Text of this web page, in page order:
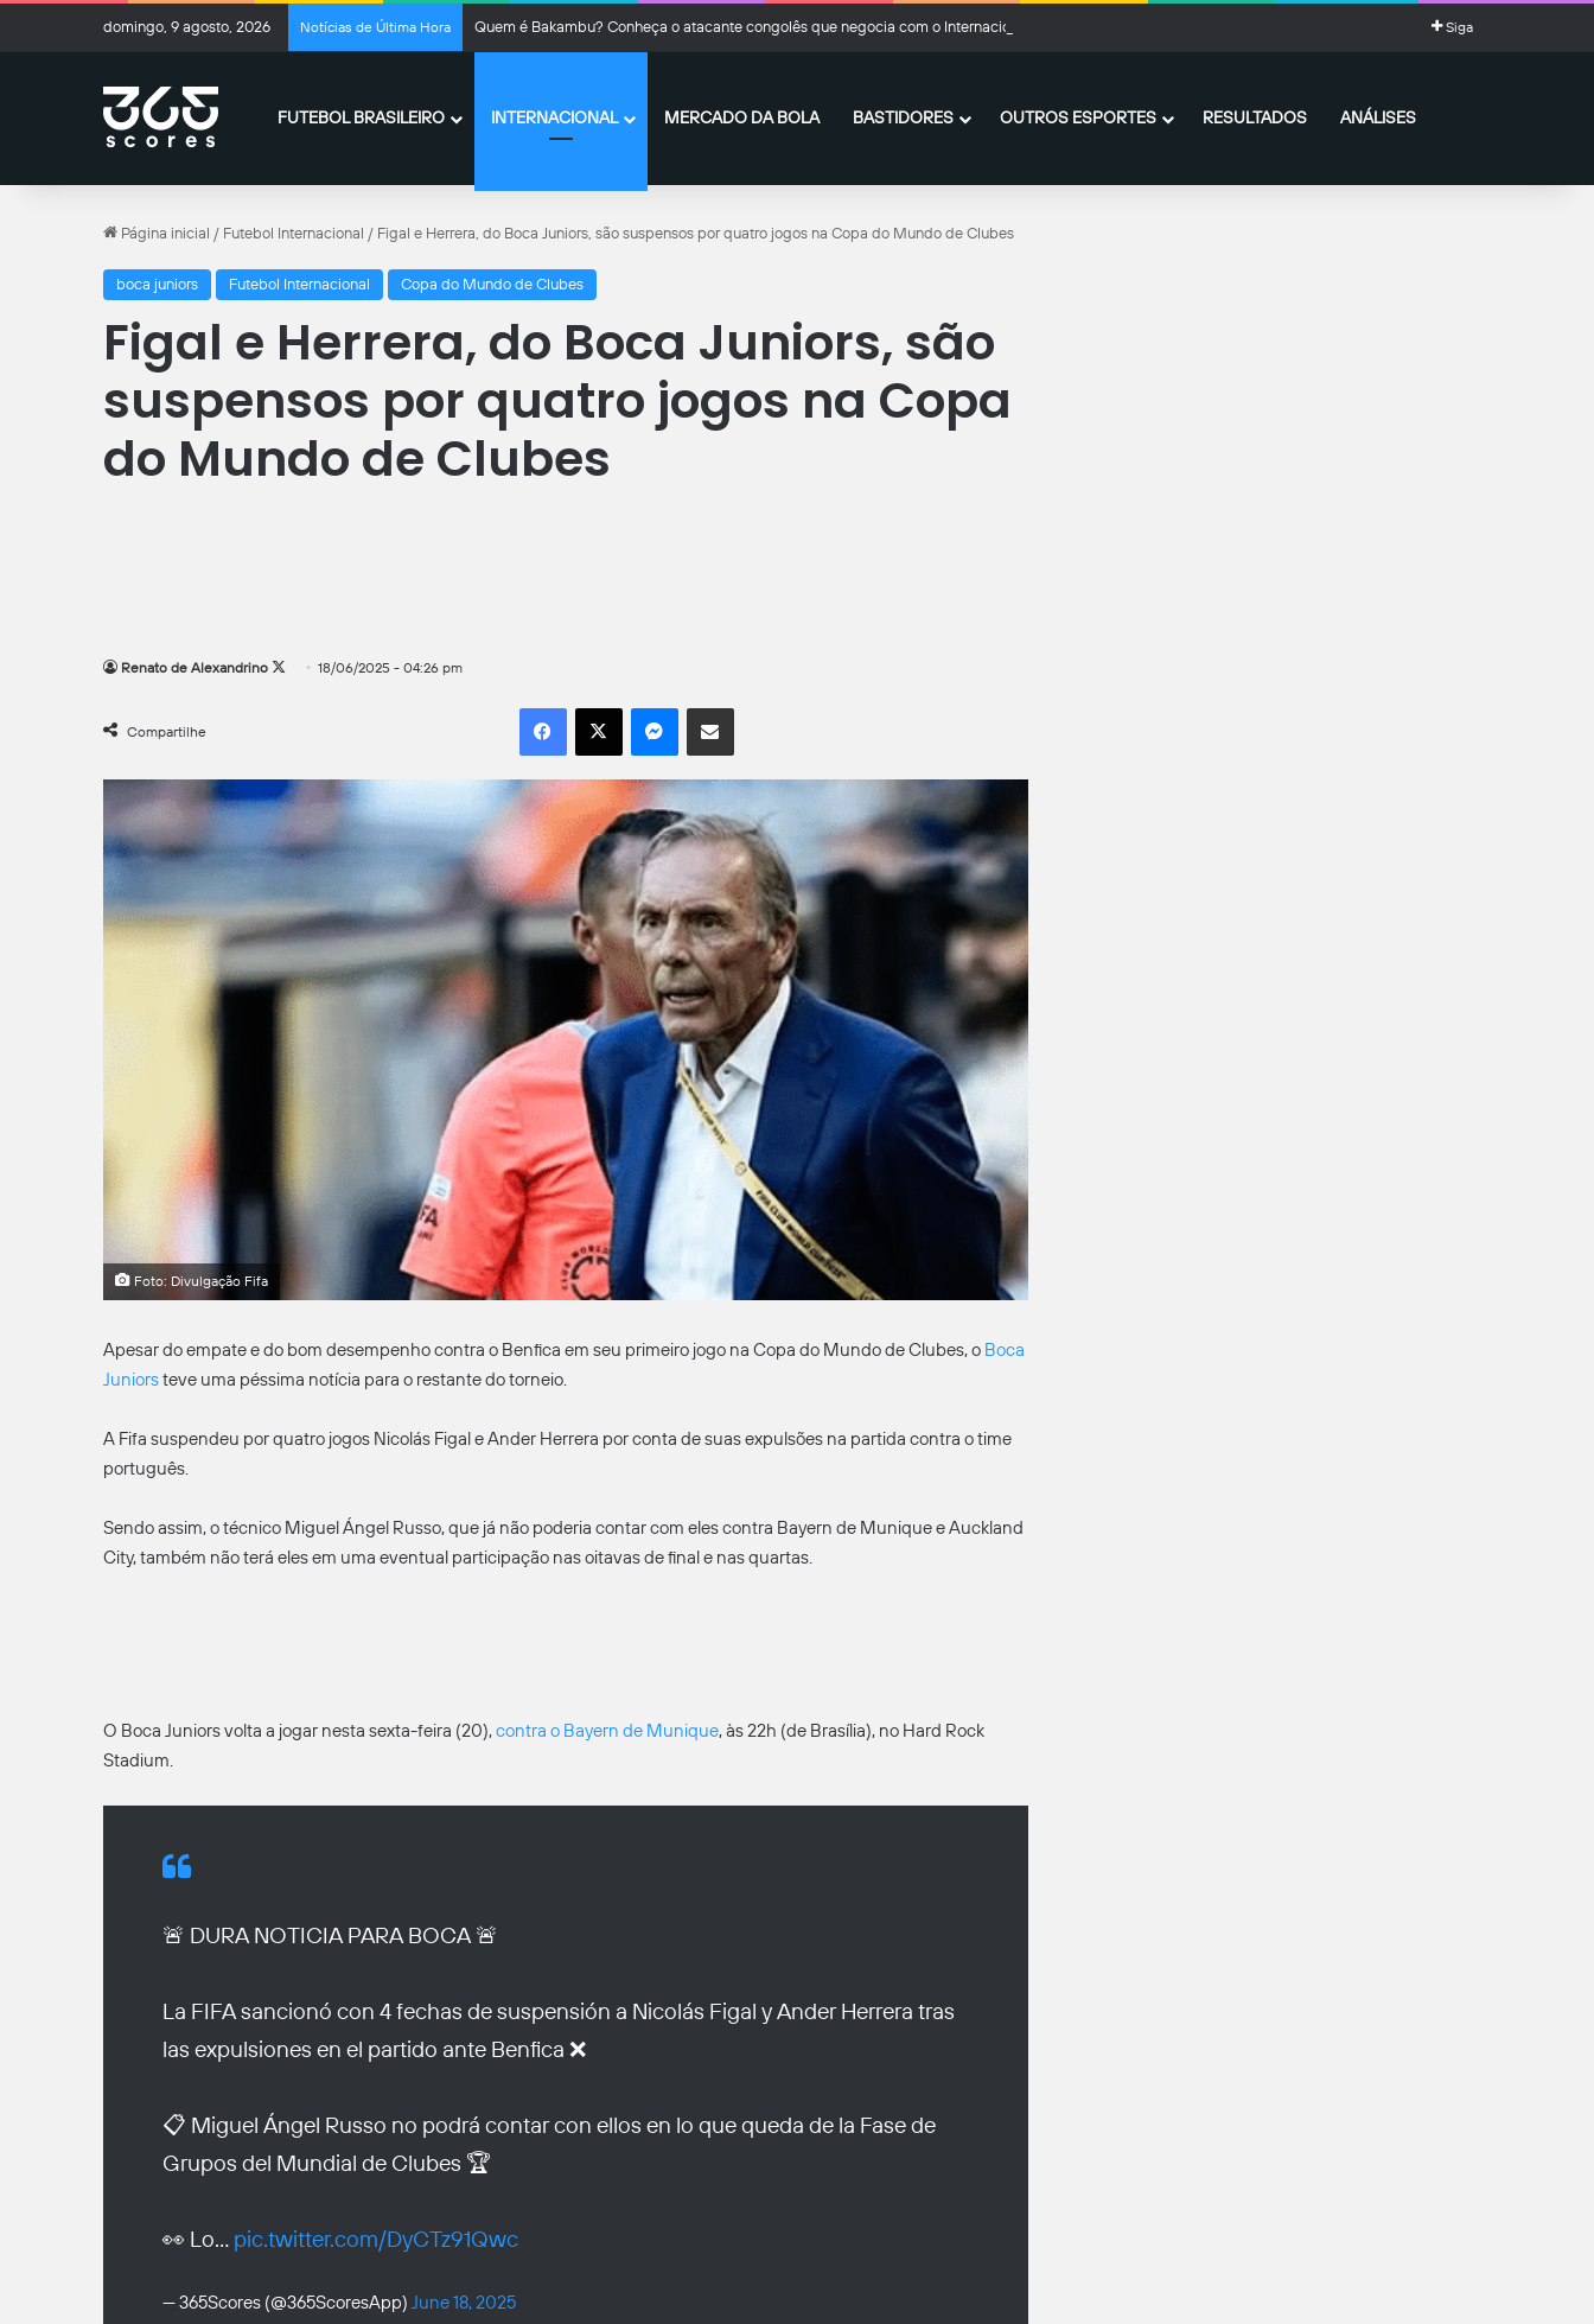
domingo, 9 agosto, 2026 Notícias de Última Hora Quem é Bakambu? Conheça o atacante congolês que negocia com o Internacional Siga
FUTEBOL BRASILEIRO INTERNACIONAL MERCADO DA BOLA BASTIDORES OUTROS ESPORTES RESULTADOS ANÁLISES
Página inicial / Futebol Internacional / Figal e Herrera, do Boca Juniors, são suspensos por quatro jogos na Copa do Mundo de Clubes
boca juniors Futebol Internacional Copa do Mundo de Clubes
Figal e Herrera, do Boca Juniors, são
suspensos por quatro jogos na Copa
do Mundo de Clubes
Renato de Alexandrino
Follow18/06/2025 - 04:26 pm
Compartilhe
Facebook
X MessengerCompartilhar por e-mail
Foto: Divulgação Fifa
Apesar do empate e do bom desempenho contra o Benfica em seu primeiro jogo na Copa do Mundo de Clubes, o Boca
Juniorsteve uma péssima notícia para o restante do torneio.
A Fifa suspendeu por quatro jogos Nicolás Figal e Ander Herrera por conta de suas expulsões na partida contra o time
português.
Sendo assim, o técnico Miguel Ángel Russo, que já não poderia contar com eles contra Bayern de Munique e Auckland
City, também não terá eles em uma eventual participação nas oitavas de final e nas quartas.
O Boca Juniors volta a jogar nesta sexta-feira (20),contra o Bayern de Munique, às 22h (de Brasília), no Hard Rock
Stadium.
🚨 DURA NOTICIA PARA BOCA 🚨
La FIFA sancionó con 4 fechas de suspensión a Nicolás Figal y Ander Herrera tras
las expulsiones en el partido ante Benfica ❌
📋 Miguel Ángel Russo no podrá contar con ellos en lo que queda de la Fase de
Grupos del Mundial de Clubes 🏆
👀 Lo… pic.twitter.com/DyCTz91Qwc
— 365Scores (@365ScoresApp) June 18, 2025